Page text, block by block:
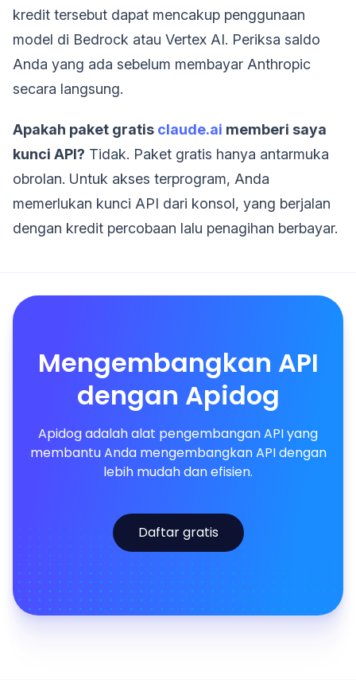
kredit tersebut dapat mencakup penggunaan
model di Bedrock atau Vertex AI. Periksa saldo
Anda yang ada sebelum membayar Anthropic
secara langsung.
Apakah paket gratis claude.ai memberi saya
kunci API? Tidak. Paket gratis hanya antarmuka
obrolan. Untuk akses terprogram, Anda
memerlukan kunci API dari konsol, yang berjalan
dengan kredit percobaan lalu penagihan berbayar.
Mengembangkan API
dengan Apidog
Apidog adalah alat pengembangan API yang
membantu Anda mengembangkan API dengan
lebih mudah dan efisien.
Daftar gratis